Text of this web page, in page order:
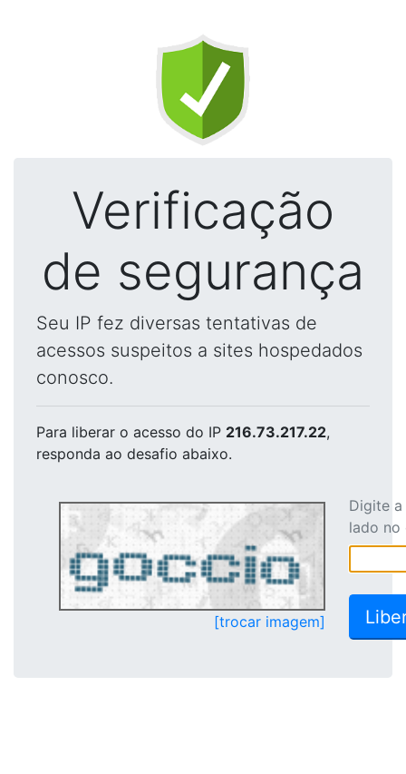
Verificação
de segurança
Seu IP fez diversas tentativas de
acessos suspeitos a sites hospedados
conosco.
Para liberar o acesso do IP 216.73.217.22,
responda ao desafio abaixo.
[trocar imagem]
Digite
lado no